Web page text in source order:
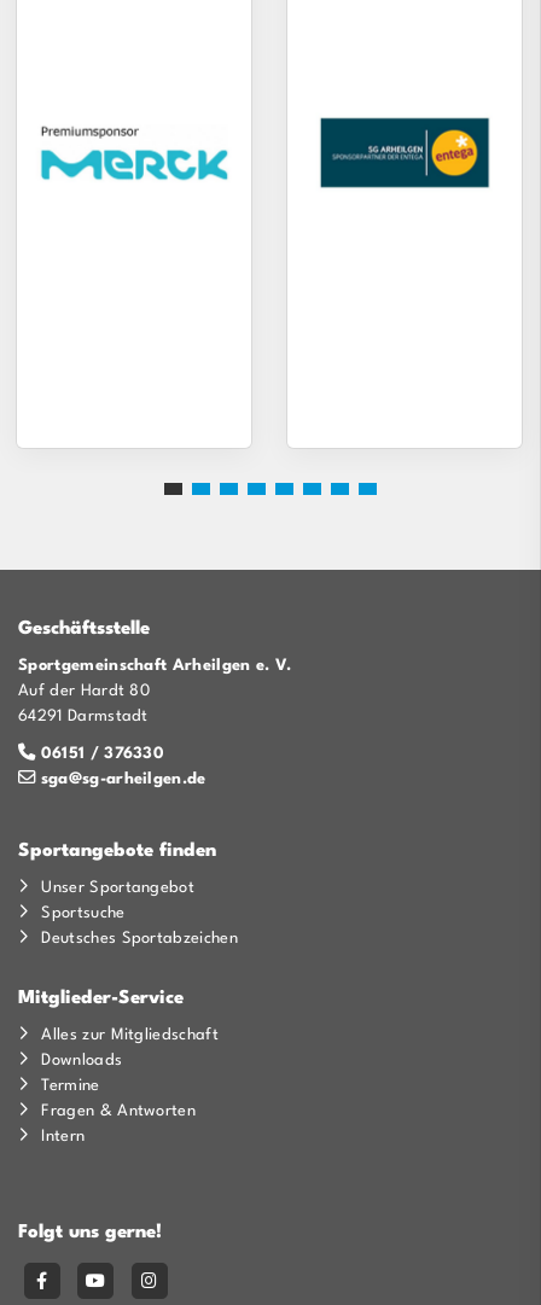
Geschäftsstelle
Sportgemeinschaft Arheilgen e. V.
Auf der Hardt 80
64291 Darmstadt
06151 / 376330
sga@sg-arheilgen.de
Sportangebote finden
Unser Sportangebot
Sportsuche
Deutsches Sportabzeichen
Mitglieder-Service
Alles zur Mitgliedschaft
Downloads
Termine
Fragen & Antworten
Intern
Folgt uns gerne!